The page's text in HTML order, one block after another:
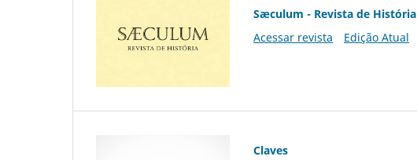
Sæculum - Revista de História
Acessar revista
Edição Atual
Claves